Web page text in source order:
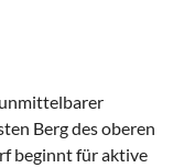
Berg des oberen
beginnt für aktive